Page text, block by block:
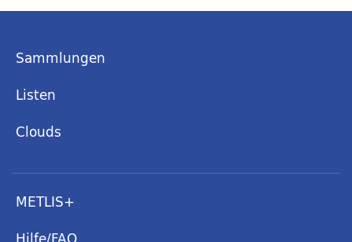
Sammlungen
Listen
Clouds
METLIS+